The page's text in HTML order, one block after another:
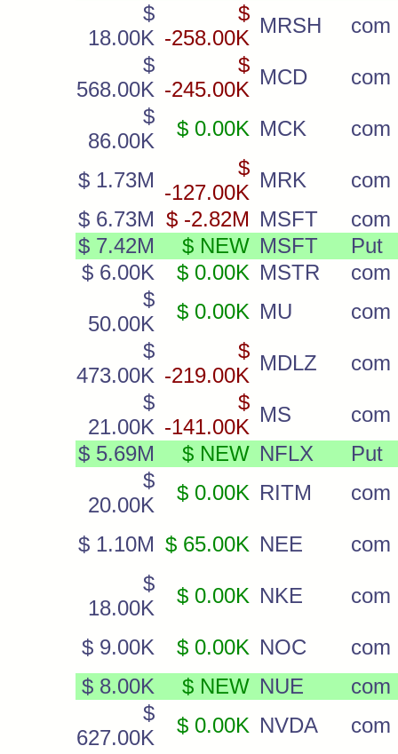
$
18.00K
$
-258.00K
MRSH
com
$
568.00K
$
-245.00K
MCD
com
$
86.00K
$ 0.00K MCK com
$ 1.73M
$
-127.00K
MRK
com
$ 6.73M $ -2.82M MSFT
com
$ 7.42M
$ NEW MSFT
Put
$ 6.00K
$ 0.00K MSTR
com
$
50.00K
$ 0.00K MU
com
$
473.00K
$
-219.00K
MDLZ
com
$
21.00K
$
-141.00K
MS
com
$ 5.69M
$ NEW NFLX
Put
$
20.00K
$ 0.00K RITM com
$ 1.10M $ 65.00K NEE
com
$
18.00K
$ 0.00K NKE com
$ 9.00K $ 0.00K NOC
com
$ 8.00K
$ NEW NUE
com
$
627.00K
$ 0.00K NVDA com